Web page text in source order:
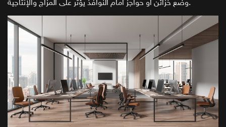
وضع خزائن أو حواجز أمام النوافذ يؤثر على المزاج والإنتاجية.